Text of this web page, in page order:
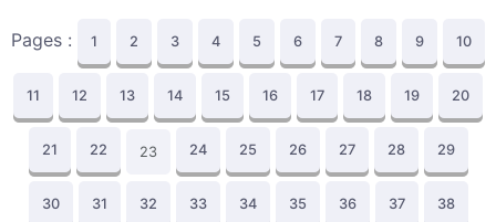
Pages : 1 2 3 4 5 6 7 8 9 10
11 12 13 14 15 16 17 18 19 20
21 22 23 24 25 26 27 28 29
30 31 32 33 34 35 36 37 38